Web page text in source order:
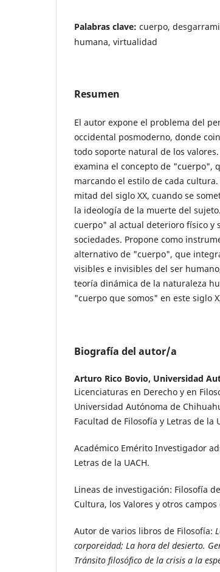
Palabras clave: cuerpo,
humana, virtualidad
Resumen
El autor expone el problema del
occidental posmoderno, donde
todo soporte natural de los
examina el concepto de "cuerpo",
marcando el estilo de cada
mitad del siglo XX, cuando se
la ideología de la muerte del
cuerpo" al actual deterioro físico y
sociedades. Propone como
alternativo de "cuerpo", que
visibles e invisibles del ser
teoría dinámica de la naturaleza
"cuerpo que somos" en este siglo
Biografía del autor/a
Arturo Rico Bovio, Universidad
Licenciaturas en Derecho y en
Universidad Autónoma de
Facultad de Filosofía y Letras de la
Académico Emérito Investigador
Letras de la UACH.
Lineas de investigación: Filosofía
Cultura, los Valores y otros campos
Autor de varios libros de Filosofía:
corporeidad; La hora del desierto.
Tránsito filosófico de la crisis a la